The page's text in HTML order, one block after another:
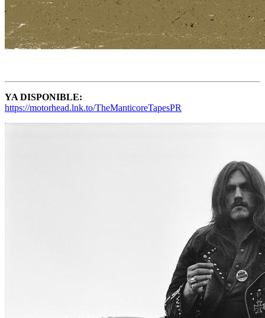
YA DISPONIBLE:
https://motorhead.lnk.to/TheManticoreTapesPR